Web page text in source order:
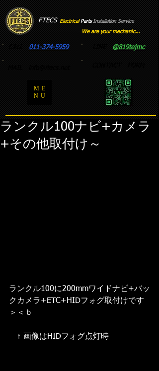
FTECS
We are your mechanic...
ME
NU
Electrical Parts Installation​ Service
011-374-5959 @819tejmc
ランクル100ナビ+カメラ
+その他取付け～
ランクル100に200mmワイドナビ+バッ
クカメラ+ETC+HIDフォグ取付けです
＞＜ｂ
↑ 画像はHIDフォグ点灯時